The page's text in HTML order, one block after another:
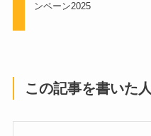
ンペーン2025
この記事を書いた人